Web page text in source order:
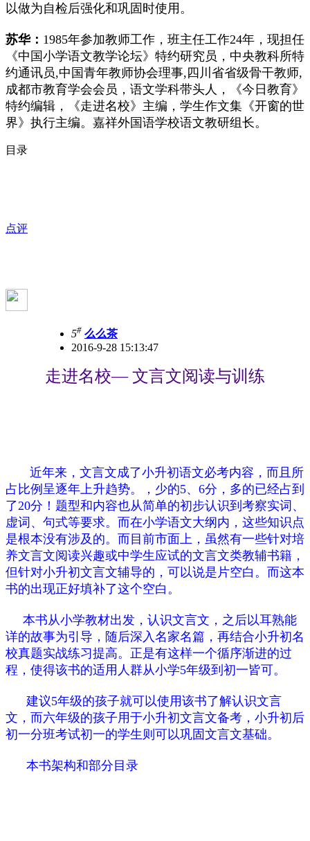
以做为自检后强化和巩固时使用。
苏华： 1985年参加教师工作，班主任工作24年，现担任
《中国小学语文教学论坛》特约研究员，中央教科所特
约通讯员,中国青年教师协会理事,四川省省级骨干教师,
成都市教育学会会员，语文学科带头人，《今日教育》
特约编辑，《走进名校》主编，学生作文集《开窗的世
界》执行主编。嘉祥外国语学校语文教研组长。
目录
点评
5# 么么茶
2016-9-28 15:13:47
走进名校— 文言文阅读与训练
近年来，文言文成了小升初语文必考内容，而且所
占比例呈逐年上升趋势。，少的5、6分，多的已经占到
了20分！题型和内容也从简单的初步认识到考察实词、
虚词、句式等要求。而在小学语文大纲内，这些知识点
是根本没有涉及的。而目前市面上，虽然有一些针对培
养文言文阅读兴趣或中学生应试的文言文类教辅书籍，
但针对小升初文言文辅导的，可以说是片空白。而这本
书的出现正好填补了这个空白。
本书从小学教材出发，认识文言文，之后以耳熟能
详的故事为引导，随后深入名家名篇，再结合小升初名
校真题实战练习提高。正是有这样一个循序渐进的过
程，使得该书的适用人群从小学5年级到初一皆可。
建议5年级的孩子就可以使用该书了解认识文言
文，而六年级的孩子用于小升初文言文备考，小升初后
初一分班考试初一的学生则可以巩固文言文基础。
本书架构和部分目录